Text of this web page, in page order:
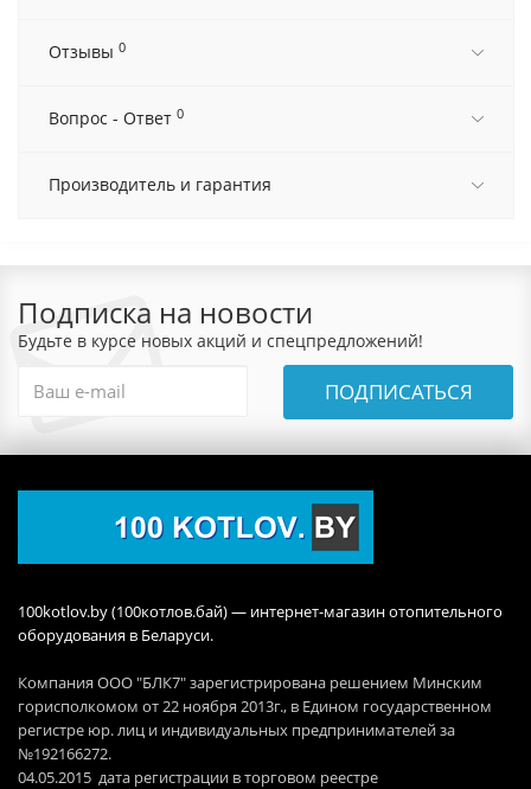
Отзывы 0
Вопрос - Ответ 0
Производитель и гарантия
Подписка на новости
Будьте в курсе новых акций и спецпредложений!
ПОДПИСАТЬСЯ
100kotlov.by (100котлов.бай) — интернет-магазин отопительного
оборудования в Беларуси.
Компания ООО "БЛК7" зарегистрирована решением Минским
горисполкомом от 22 ноября 2013г., в Едином государственном
регистре юр. лиц и индивидуальных предпринимателей за
№192166272.
04.05.2015 дата регистрации в торговом реестре